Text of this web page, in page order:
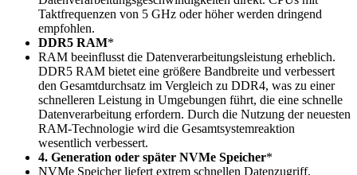
Taktfrequenzen von 5 GHz oder höher werden dringend
empfohlen.
DDR5 RAM*
RAM beeinflusst die Datenverarbeitungsleistung erheblich.
DDR5 RAM bietet eine größere Bandbreite und verbessert
den Gesamtdurchsatz im Vergleich zu DDR4, was zu einer
schnelleren Leistung in Umgebungen führt, die eine schnelle
Datenverarbeitung erfordern. Durch die Nutzung der neuesten
RAM-Technologie wird die Gesamtsystemreaktion
wesentlich verbessert.
4. Generation oder später NVMe Speicher*
NVMe Speicher liefert extrem schnellen Datenzugriff.